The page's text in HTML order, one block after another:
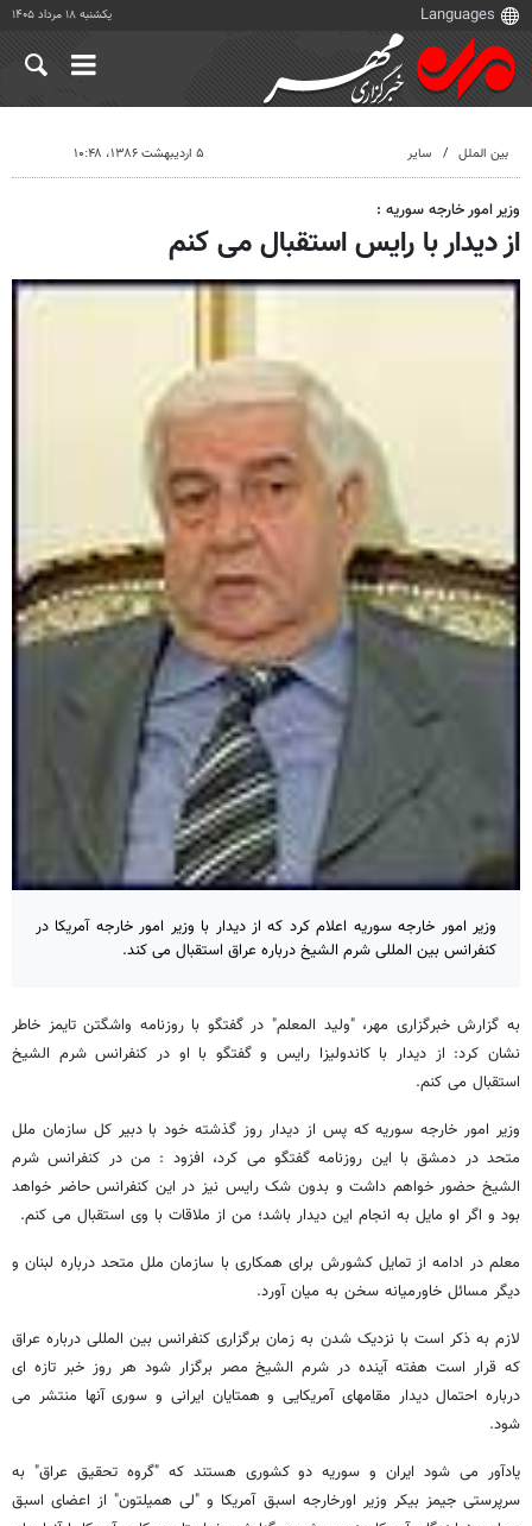
یکشنبه ۱۸ مرداد ۱۴۰۵
بین الملل سایر ۵ اردیبهشت ۱۳۸۶، ۱۰:۴۸
وزیر امور خارجه سوریه :
از دیدار با رایس استقبال می کنم
وزیر امور خارجه سوریه اعلام کرد که از دیدار با وزیر امور خارجه آمریکا در
کنفرانس بین المللی شرم الشیخ درباره عراق استقبال می کند.
به گزارش خبرگزاری مهر، "ولید المعلم" در گفتگو با روزنامه واشگتن تایمز خاطر
نشان کرد: از دیدار با کاندولیزا رایس و گفتگو با او در کنفرانس شرم الشیخ
استقبال می کنم.
وزیر امور خارجه سوریه که پس از دیدار روز گذشته خود با دبیر کل سازمان ملل
متحد در دمشق با این روزنامه گفتگو می کرد، افزود : من در کنفرانس شرم
الشیخ حضور خواهم داشت و بدون شک رایس نیز در این کنفرانس حاضر خواهد
بود و اگر او مایل به انجام این دیدار باشد؛ من از ملاقات با وی استقبال می کنم.
معلم در ادامه از تمایل کشورش برای همکاری با سازمان ملل متحد درباره لبنان و
دیگر مسائل خاورمیانه سخن به میان آورد.
لازم به ذکر است با نزدیک شدن به زمان برگزاری کنفرانس بین المللی درباره عراق
که قرار است هفته آینده در شرم الشیخ مصر برگزار شود هر روز خبر تازه ای
درباره احتمال دیدار مقامهای آمریکایی و همتایان ایرانی و سوری آنها منتشر می
شود.
یادآور می شود ایران و سوریه دو کشوری هستند که "گروه تحقیق عراق" به
سرپرستی جیمز بیکر وزیر اورخارجه اسبق آمریکا و "لی همیلتون" از اعضای اسبق